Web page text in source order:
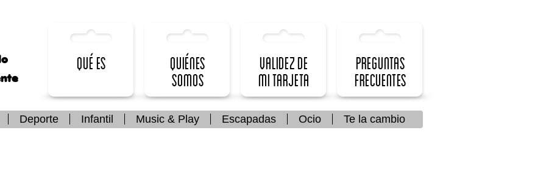
Qué es
Quiénes
somos
Validez de
mi Tarjeta
Preguntas
frecuentes
Deporte Infantil Music & Play Escapadas Ocio Te la cambio